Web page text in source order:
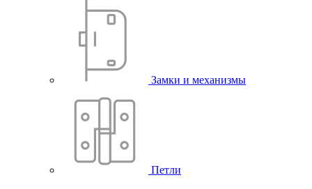
Замки и механизмы
Петли